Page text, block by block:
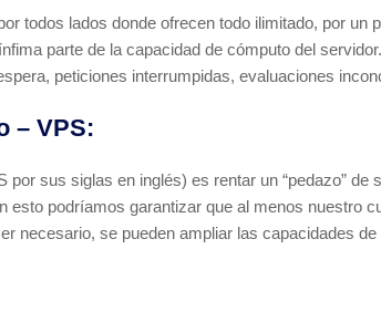
todos lados donde ofrecen todo ilimitado, por
parte de la capacidad de cómputo del
peticiones interrumpidas, evaluaciones
– VPS:
por sus siglas en inglés) es rentar un “pedazo”
esto podríamos garantizar que al menos nuestro
necesario, se pueden ampliar las capacidades